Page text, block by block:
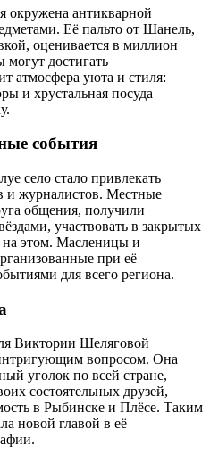
окружена антикварной
Её пальто от Шанель,
оценивается в миллион
могут достигать
атмосфера уюта и стиля:
и хрустальная посуда
события
село стало привлекать
и журналистов. Местные
общения, получили
участвовать в закрытых
на этом. Масленицы и
при её
для всего региона.
Виктории Шеляговой
вопросом. Она
уголок по всей стране,
состоятельных друзей,
в Рыбинске и Плёсе. Таким
новой главой в её